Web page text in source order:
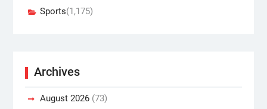
Sports(1,175)
Archives
August 2026(73)